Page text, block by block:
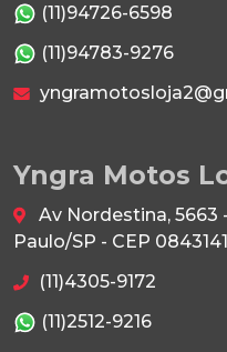
(11)94726-6598
(11)94783-9276
Yngra Motos
Av Nordestina, 5663
Paulo/SP - CEP
(11)4305-9172
(11)2512-9216